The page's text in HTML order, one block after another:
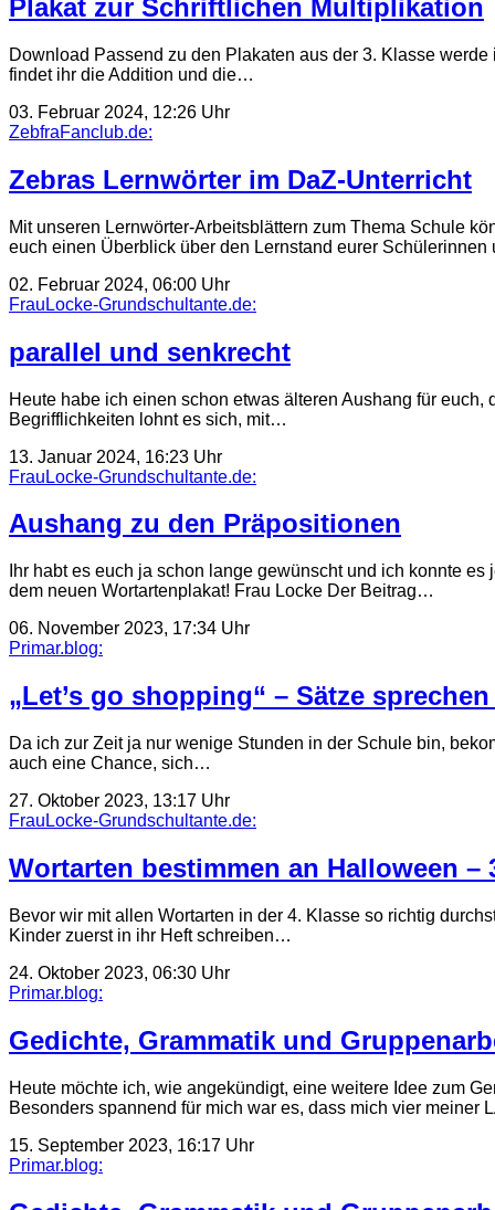
Plakat zur Schriftlichen Multiplikation
Download Passend zu den Plakaten aus der 3. Klasse
findet ihr die Addition und die…
03. Februar 2024, 12:26 Uhr
ZebfraFanclub.de:
Zebras Lernwörter im DaZ-Unterricht
Mit unseren Lernwörter-Arbeitsblättern zum Thema Schule
euch einen Überblick über den Lernstand eurer
02. Februar 2024, 06:00 Uhr
FrauLocke-Grundschultante.de:
parallel und senkrecht
Heute habe ich einen schon etwas älteren Aushang für
Begrifflichkeiten lohnt es sich, mit…
13. Januar 2024, 16:23 Uhr
FrauLocke-Grundschultante.de:
Aushang zu den Präpositionen
Ihr habt es euch ja schon lange gewünscht und ich konnte
dem neuen Wortartenplakat! Frau Locke Der Beitrag…
06. November 2023, 17:34 Uhr
Primar.blog:
„Let’s go shopping“ – Sätze
Da ich zur Zeit ja nur wenige Stunden in der Schule bin,
auch eine Chance, sich…
27. Oktober 2023, 13:17 Uhr
FrauLocke-Grundschultante.de:
Wortarten bestimmen an Halloween –
Bevor wir mit allen Wortarten in der 4. Klasse so richtig
Kinder zuerst in ihr Heft schreiben…
24. Oktober 2023, 06:30 Uhr
Primar.blog:
Gedichte, Grammatik und
Heute möchte ich, wie angekündigt, eine weitere Idee zum
Besonders spannend für mich war es, dass mich vier meiner
15. September 2023, 16:17 Uhr
Primar.blog: